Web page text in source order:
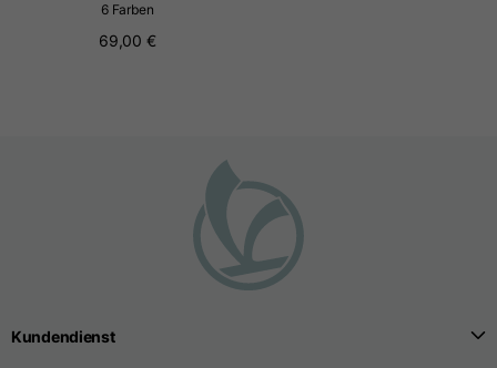
6 Farben
69,00 €
Kundendienst